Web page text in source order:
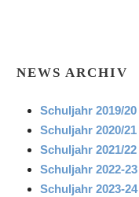
NEWS ARCHIV
Schuljahr 2019/20
Schuljahr 2020/21
Schuljahr 2021/22
Schuljahr 2022-23
Schuljahr 2023-24